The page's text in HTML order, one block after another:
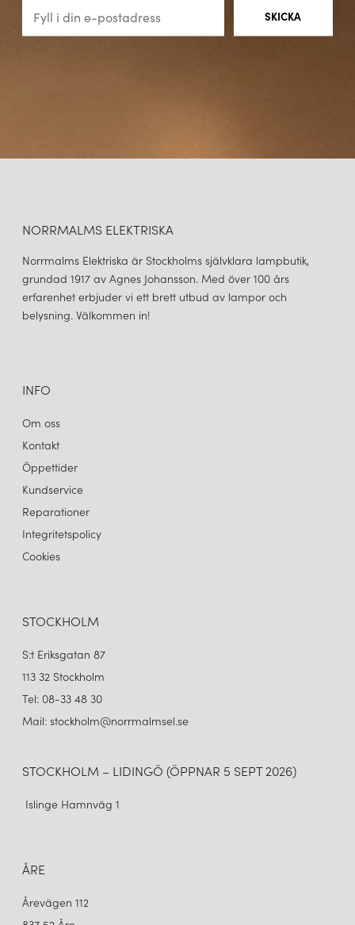
NORRMALMS ELEKTRISKA
Norrmalms Elektriska är Stockholms självklara lampbutik,
grundad 1917 av Agnes Johansson. Med över 100 års
erfarenhet erbjuder vi ett brett utbud av lampor och
belysning. Välkommen in!
INFO
Om oss
Kontakt
Öppettider
Kundservice
Reparationer
Integritetspolicy
Cookies
STOCKHOLM
S:t Eriksgatan 87
113 32 Stockholm
Tel: 08-33 48 30
Mail: stockholm@norrmalmsel.se
STOCKHOLM – LIDINGÖ (ÖPPNAR 5 SEPT 2026)
Islinge Hamnväg 1
ÅRE
Årevägen 112